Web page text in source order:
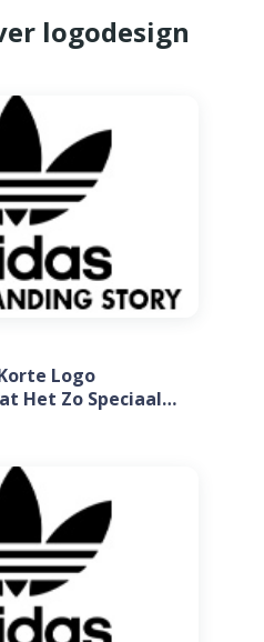
logodesign
Logo
Het Zo Speciaal